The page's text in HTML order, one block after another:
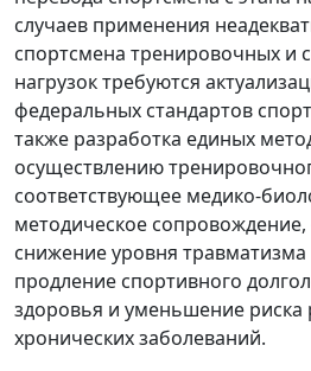
случаев применения
спортсмена тренировочных и
нагрузок требуются
федеральных стандартов
также разработка единых
осуществлению
соответствующее медико-
методическое
снижение уровня травматизма
продление спортивного
здоровья и уменьшение риска
хронических заболеваний.